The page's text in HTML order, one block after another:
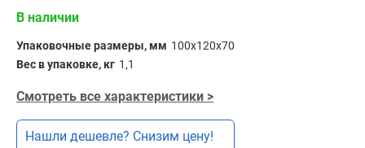
В наличии
Упаковочные размеры, мм 100x120x70
Вес в упаковке, кг 1,1
Смотреть все характеристики >
Нашли дешевле? Снизим цену!